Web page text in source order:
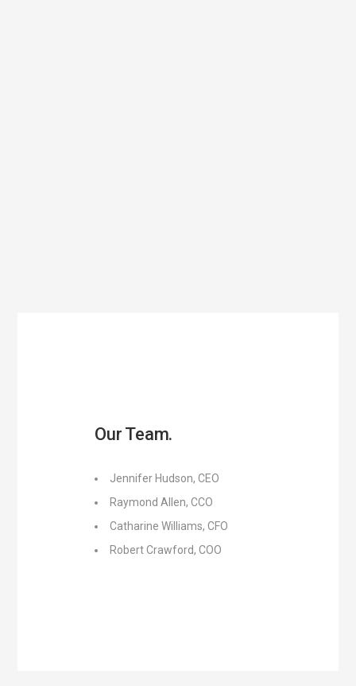
Our Team.
Jennifer Hudson, CEO
Raymond Allen, CCO
Catharine Williams, CFO
Robert Crawford, COO